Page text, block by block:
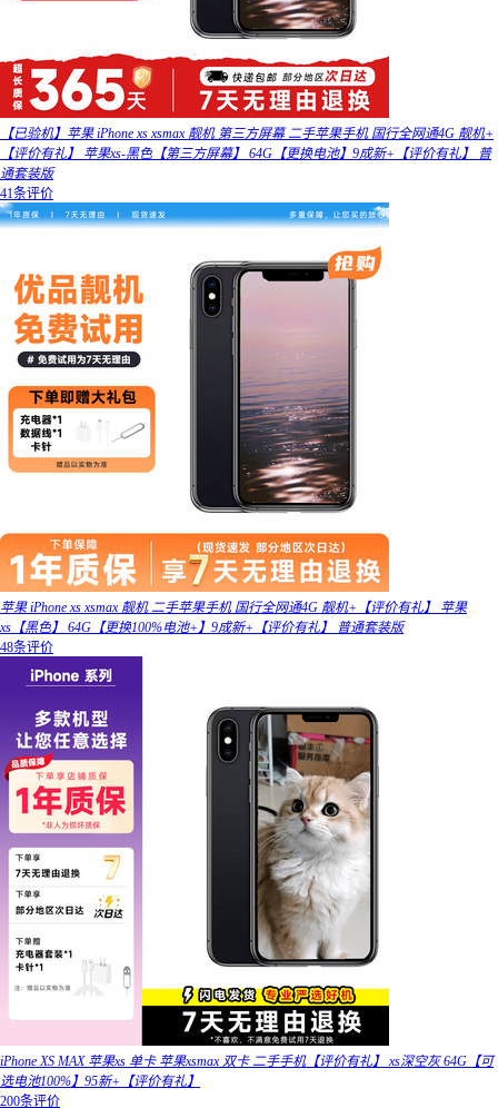
【已验机】苹果 iPhone xs xsmax 靓机 第三方屏幕 二手苹果手机 国行全网通4G 靓机+
【评价有礼】 苹果xs-黑色【第三方屏幕】 64G【更换电池】9成新+【评价有礼】 普
通套装版
41条评价
苹果 iPhone xs xsmax 靓机 二手苹果手机 国行全网通4G 靓机+【评价有礼】 苹果
xs【黑色】 64G【更换100%电池+】9成新+【评价有礼】 普通套装版
48条评价
iPhone XS MAX 苹果xs 单卡 苹果xsmax 双卡 二手手机【评价有礼】 xs深空灰 64G【可
选电池100%】95新+【评价有礼】
200条评价